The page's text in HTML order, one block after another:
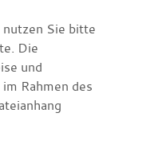
Sie bitte
Die
und
Rahmen des